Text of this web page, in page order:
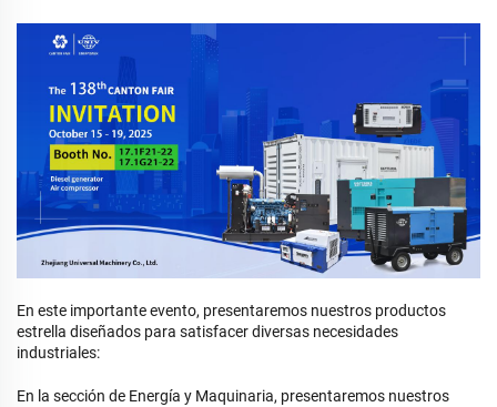
En este importante evento, presentaremos nuestros productos
estrella diseñados para satisfacer diversas necesidades
industriales:
En la sección de Energía y Maquinaria, presentaremos nuestros